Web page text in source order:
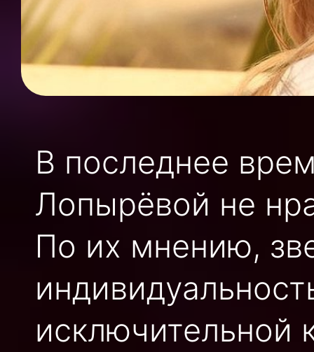
В последнее
Лопырёвой не
По их мнению,
исключительной